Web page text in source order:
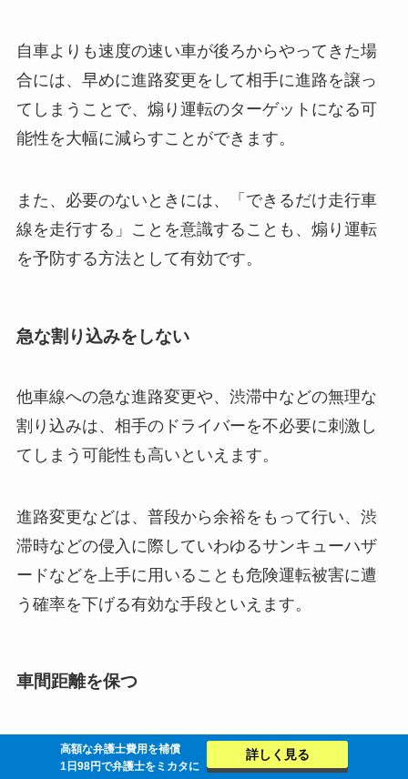
自車よりも速度の速い車が後ろからやってきた場
合には、早めに進路変更をして相手に進路を譲っ
てしまうことで、煽り運転のターゲットになる可
能性を大幅に減らすことができます。
また、必要のないときには、「できるだけ走行車
線を走行する」ことを意識することも、煽り運転
を予防する方法として有効です。
急な割り込みをしない
他車線への急な進路変更や、渋滞中などの無理な
割り込みは、相手のドライバーを不必要に刺激し
てしまう可能性も高いといえます。
進路変更などは、普段から余裕をもって行い、渋
滞時などの侵入に際していわゆるサンキューハザ
ードなどを上手に用いることも危険運転被害に遭
う確率を下げる有効な手段といえます。
車間距離を保つ
車間距離を保つことは、安全な走行を確保する上
での基本といえます。また、周囲の車との間隔を
高額な弁護士費用を補償
1日98円で弁護士をミカタに
詳しく見る